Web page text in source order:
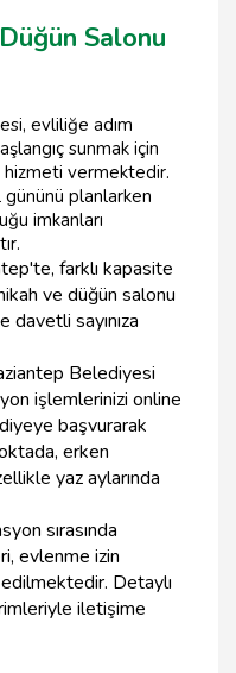
Salonu
evliliğe adım
sunmak için
hizmeti vermektedir.
gününü planlarken
imkanları
farklı kapasite
ve düğün salonu
davetli sayınıza
Belediyesi
işlemlerinizi online
başvurarak
erken
yaz aylarında
sırasında
evlenme izin
Detaylı
iletişime